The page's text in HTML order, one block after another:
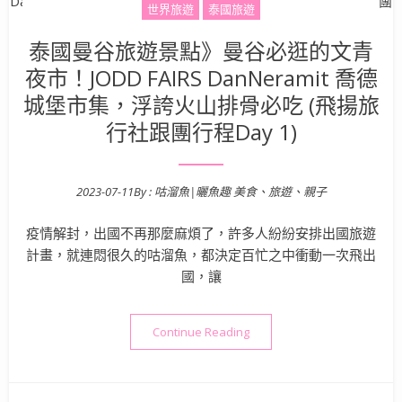
世界旅遊 泰國旅遊
泰國曼谷旅遊景點》曼谷必逛的文青
夜市！JODD FAIRS DanNeramit 喬德
城堡市集，浮誇火山排骨必吃 (飛揚旅
行社跟團行程Day 1)
Posted on
2023-07-11By : 咕溜魚|曬魚趣 美食、旅遊、親子
疫情解封，出國不再那麼麻煩了，許多人紛紛安排出國旅遊
計畫，就連悶很久的咕溜魚，都決定百忙之中衝動一次飛出
國，讓
Continue Reading“泰國曼谷旅遊景點》曼谷必